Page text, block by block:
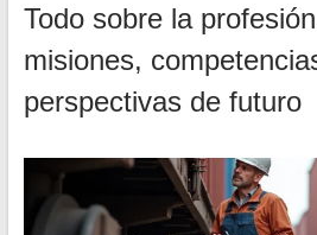
Todo sobre la
misiones,
perspectivas de futuro